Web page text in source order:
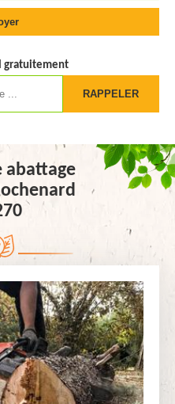
gratuitement
abattage